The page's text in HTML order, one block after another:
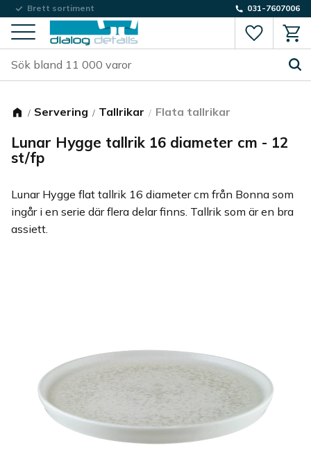
Meny
Brett sortiment
Låg fraktkostnad 031-7607006
Servering Tallrikar Flata tallrikar
Lunar Hygge tallrik 16 diameter cm - 12
st/fp
Lunar Hygge flat tallrik 16 diameter cm från Bonna som
ingår i en serie där flera delar finns. Tallrik som är en bra
assiett.